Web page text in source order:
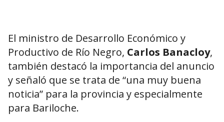
El ministro de Desarrollo Económico y
Productivo de Río Negro, Carlos Banacloy,
también destacó la importancia del anuncio
y señaló que se trata de “una muy buena
noticia” para la provincia y especialmente
para Bariloche.